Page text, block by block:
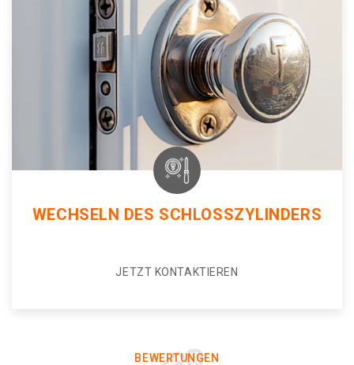
WECHSELN DES SCHLOSSZYLINDERS
JETZT KONTAKTIEREN
BEWERTUNGEN